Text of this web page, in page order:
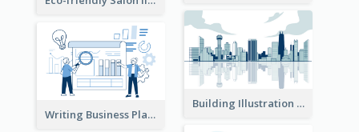
Building Illustration
Writing Business Plan Illustration